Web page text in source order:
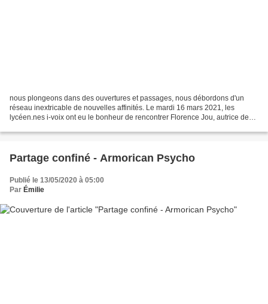
nous plongeons dans des ouvertures et passages, nous débordons d'un
réseau inextricable de nouvelles affinités. Le mardi 16 mars 2021, les
lycéen.nes i-voix ont eu le bonheur de rencontrer Florence Jou, autrice de
Partage confiné - Armorican Psycho
Publié le 13/05/2020 à 05:00
Par Émilie